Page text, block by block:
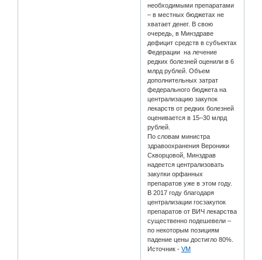
необходимыми препаратами
– в местных бюджетах не
хватает денег. В свою
очередь, в Минздраве
дефицит средств в субъектах
Федерации на лечение
редких болезней оценили в 6
млрд рублей. Объем
дополнительных затрат
федерального бюджета на
централизацию закупок
лекарств от редких болезней
оценивается в 15–30 млрд
рублей.
По словам министра
здравоохранения Вероники
Скворцовой, Минздрав
надеется централизовать
закупки орфанных
препаратов уже в этом году.
В 2017 году благодаря
централизации госзакупок
препаратов от ВИЧ лекарства
существенно подешевели –
по некоторым позициям
падение цены достигло 80%.
Источник -VM